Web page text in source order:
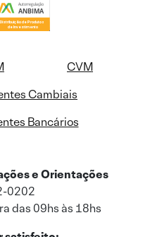
CVM
Cambiais
Bancários
e Orientações
0202
das 09hs às 18hs